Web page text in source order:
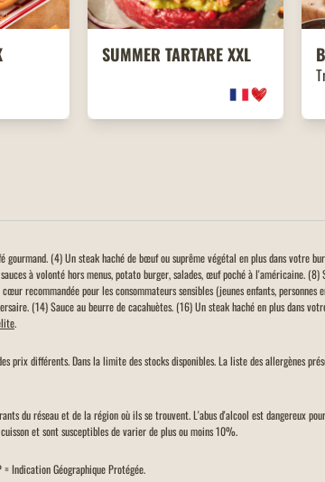
SUMMER TARTARE XXL
(4) Un steak haché de bœuf ou suprême végétal en plus dans votre
à volonté hors menus, potato burger, salades, œuf poché à l'américaine.
recommandée pour les consommateurs sensibles (jeunes enfants, personnes
(14) Sauce au beurre de cacahuètes. (16) Un steak haché en plus dans
.
différents. Dans la limite des stocks disponibles. La liste des allergènes
du réseau et de la région où ils se trouvent. L'abus d'alcool est dangereux
et sont susceptibles de varier de plus ou moins 10%.
Indication Géographique Protégée.